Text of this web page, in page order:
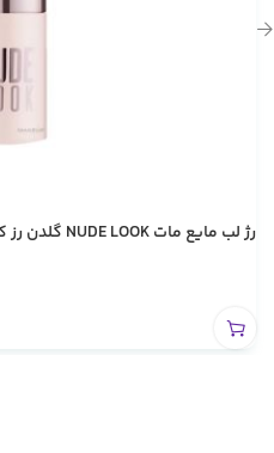
رژ لب مایع مات NUDE LOOK گلدن رز کد 01